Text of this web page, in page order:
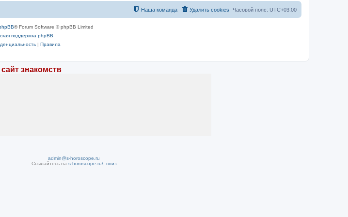
Часовой пояс: UTC+03:00
Удалить cookies
Наша команда
® Forum Software © phpBB Limited
поддержка phpBB
| Правила
знакомств
admin@s-horoscope.ru
Ссылайтесь на s-horoscope.ru/, плиз